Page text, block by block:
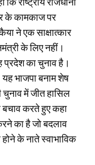
के कामकाज पर
ने एक साक्षात्कार
के लिए नहीं।
प्रदेश का चुनाव है।
भाजपा बनाम शेष
चुनाव में जीत हासिल
करते हुए कहा
का है जो बदलाव
के नाते स्वाभाविक